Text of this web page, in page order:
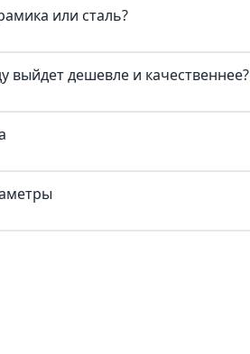
или сталь?
выйдет дешевле и качественнее?